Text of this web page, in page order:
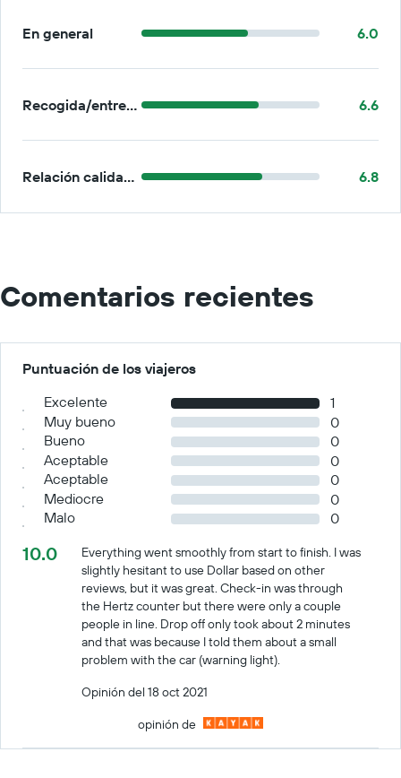
En general 6.0
Recogida/entrega 6.6
Relación calidad-precio 6.8
Comentarios recientes
Puntuación de los viajeros
Excelente
1
Muy bueno
0
Bueno
0
Aceptable
0
Aceptable
0
Mediocre
0
Malo
0
10.0
Everything went smoothly from start to finish. I was
slightly hesitant to use Dollar based on other
reviews, but it was great. Check-in was through
the Hertz counter but there were only a couple
people in line. Drop off only took about 2 minutes
and that was because I told them about a small
problem with the car (warning light).
Opinión del 18 oct 2021
opinión de